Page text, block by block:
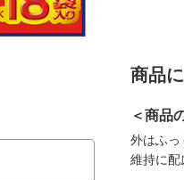
商品
＜商品
外はふ
維持に配